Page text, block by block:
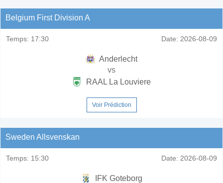
Belgium First Division A
Temps: 17:30 Date: 2026-08-09
Anderlecht
vs
RAAL La Louviere
Voir Prédiction
Sweden Allsvenskan
Temps: 15:30 Date: 2026-08-09
IFK Goteborg